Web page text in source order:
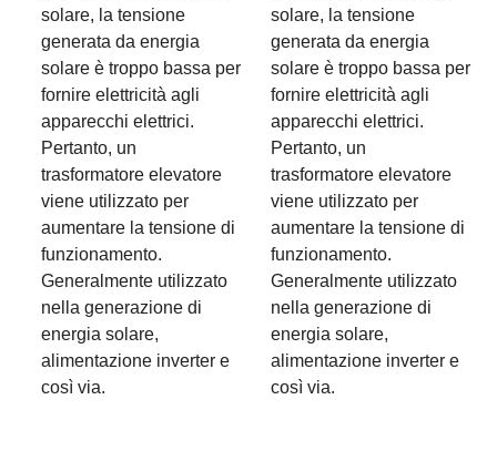
solare, la tensione
generata da energia
solare è troppo bassa per
fornire elettricità agli
apparecchi elettrici.
Pertanto, un
trasformatore elevatore
viene utilizzato per
aumentare la tensione di
funzionamento.
Generalmente utilizzato
nella generazione di
energia solare,
alimentazione inverter e
così via.
solare, la tensione
generata da energia
solare è troppo bassa per
fornire elettricità agli
apparecchi elettrici.
Pertanto, un
trasformatore elevatore
viene utilizzato per
aumentare la tensione di
funzionamento.
Generalmente utilizzato
nella generazione di
energia solare,
alimentazione inverter e
così via.